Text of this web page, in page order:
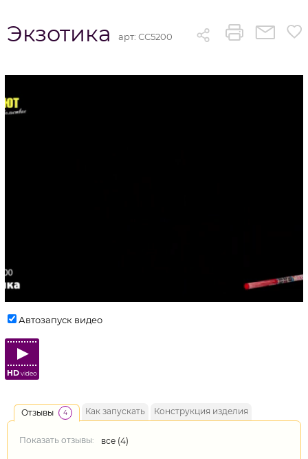
Экзотика арт: СС5200
Автозапуск видео
HDvideo
Отзывы 4 Как запускать Конструкция изделия
Показать отзывы: все (4)